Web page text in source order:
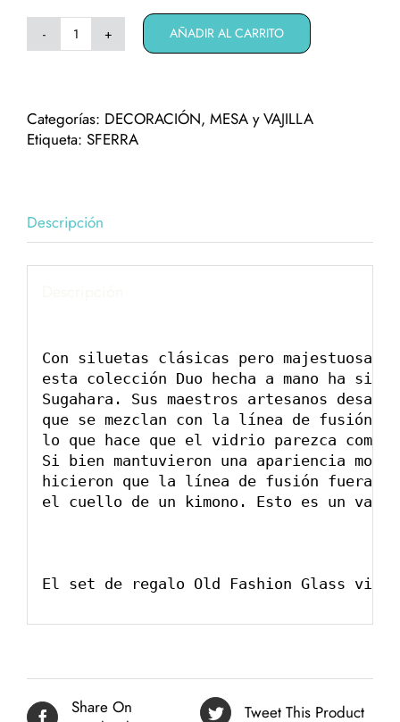
Juego
¨Old
Fashion¨
AÑADIR AL CARRITO
Categorías: DECORACIÓN, MESA y VAJILLA
Etiqueta: SFERRA
Descripción
Con siluetas clásicas pero
esta colección Duo hecha a mano ha
Sugahara. Sus maestros artesanos
que se mezclan con la línea de fusión
lo que hace que el vidrio parezca
Si bien mantuvieron una apariencia
hicieron que la línea de fusión fuera
el cuello de un kimono. Esto es un
El set de regalo Old Fashion Glass
Share On
Tweet This Product